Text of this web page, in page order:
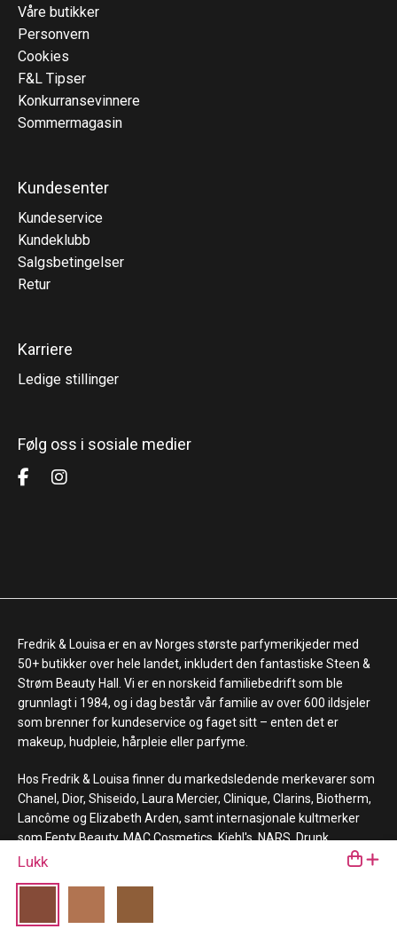
Lukk
Våre butikker
Personvern
Cookies
F&L Tipser
Konkurransevinnere
Sommermagasin
Kundesenter
Kundeservice
Kundeklubb
Salgsbetingelser
Retur
Karriere
Ledige stillinger
Følg oss i sosiale medier
Fredrik & Louisa er en av Norges største parfymerikjeder med
50+ butikker over hele landet, inkludert den fantastiske Steen &
Strøm Beauty Hall. Vi er en norskeid familiebedrift som ble
grunnlagt i 1984, og i dag består vår familie av over 600 ildsjeler
som brenner for kundeservice og faget sitt – enten det er
makeup, hudpleie, hårpleie eller parfyme.
Hos Fredrik & Louisa finner du markedsledende merkevarer som
Chanel, Dior, Shiseido, Laura Mercier, Clinique, Clarins, Biotherm,
Lancôme og Elizabeth Arden, samt internasjonale kultmerker
som Fenty Beauty, MAC Cosmetics, Kiehl's, NARS, Drunk
Elephant, La Mer og Giorgio Armani Beauty.